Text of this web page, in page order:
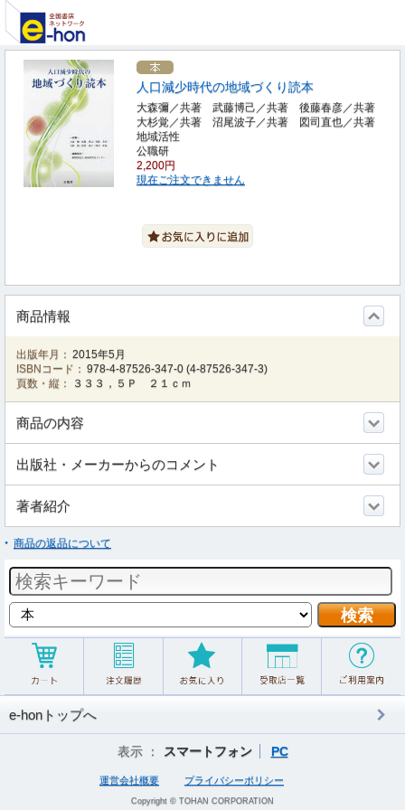
人口減少時代の地域づくり読本
大森彌／共著 武藤博己／共著 後藤春彦／共著
大杉覚／共著 沼尾波子／共著 図司直也／共著
地域活性
公職研
2,200円
現在ご注文できません
商品情報
出版年月： 2015年5月
ISBNコード： 978-4-87526-347-0 (4-87526-347-3)
頁数・縦：
３３３，５Ｐ ２１ｃｍ
商品の内容
出版社・メーカーからのコメント
著者紹介
商品の返品について
e-honトップへ
表示 ： スマートフォン PC
運営会社概要 プライバシーポリシー
Copyright © TOHAN CORPORATION